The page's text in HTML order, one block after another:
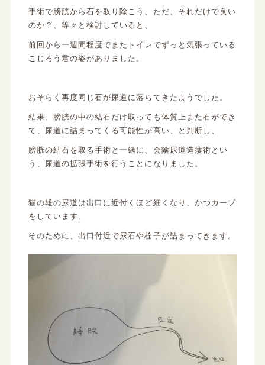
手術で膀胱から石を取り除こう、ただ、それだけで良い
のか？、等々と検討していると、
前回から一週間程度でまたトイレでずっと気張っている
こじろう君の姿がありました。
おそらく再度同じ石が尿道に落ちてきたようでした。
結果、膀胱の中の結石だけ取っても体質上また石ができ
て、尿道に詰まってくる可能性が高い、と判断し、
膀胱の結石を取る手術と一緒に、会陰尿道造瘻術とい
う、尿道の拡張手術を行うことになりました。
猫の雄の尿道は出口に近付くほど細くなり、かつカーブ
をしています。
そのために、出口付近で尿石や栓子が詰まってきます。